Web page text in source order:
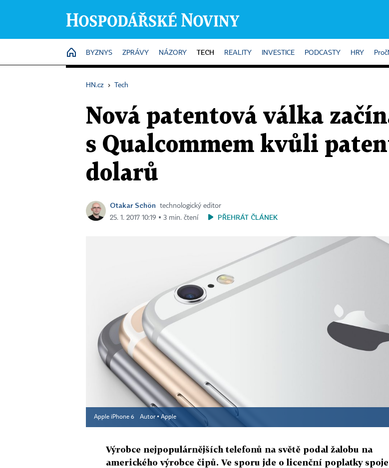
HOME
BYZNYS ZPRÁVY NÁZORY TECH REALITY INVESTICE PODCASTY HRY
HN.cz › Tech
Nová patentová válka
s Qualcommem kvůli
dolarů
Otakar Schön
technologický editor
25. 1. 2017 10:19 ▪ 3 min. čtení
PŘEHRÁT ČLÁNEK
Apple iPhone 6 Autor ▪ Apple
Výrobce nejpopulárnějších telefonů na světě podal žalobu na
amerického výrobce čipů. Ve sporu jde o licenční poplatky